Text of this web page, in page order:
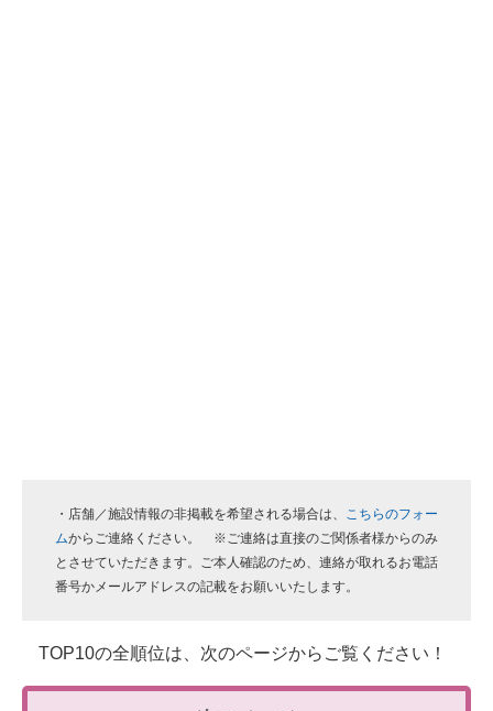
・店舗／施設情報の非掲載を希望される場合は、 こちらのフォー
ムからご連絡ください。 ※ご連絡は直接のご関係者様からのみ
とさせていただきます。ご本人確認のため、連絡が取れるお電話
番号かメールアドレスの記載をお願いいたします。
TOP10の全順位は、次のページからご覧ください！